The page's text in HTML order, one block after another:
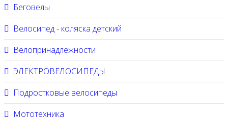
Беговелы
Велосипед - коляска детский
Велопринадлежности
ЭЛЕКТРОВЕЛОСИПЕДЫ
Подростковые велосипеды
Мототехника